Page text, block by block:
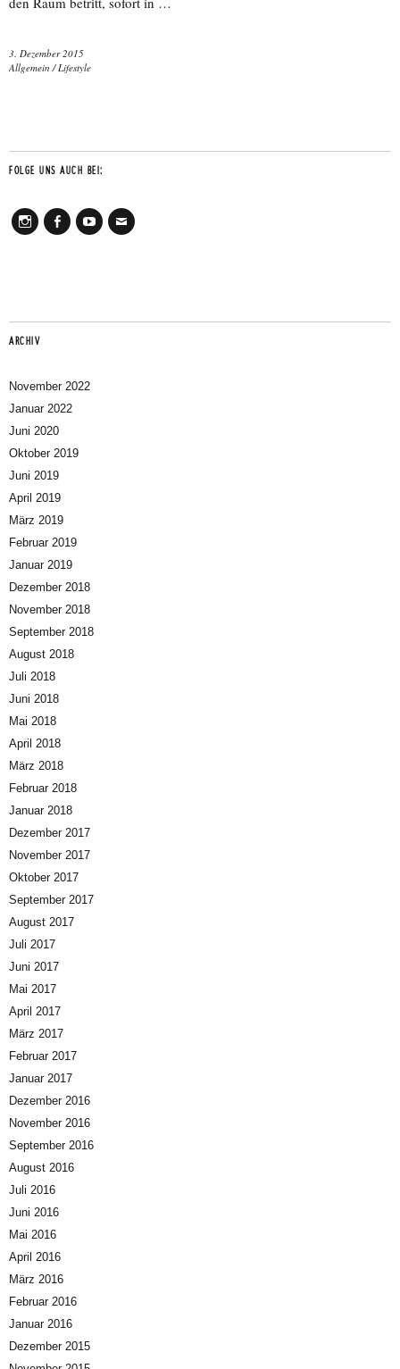
3. Dezember 2015
Allgemein / Lifestyle
FOLGE UNS AUCH BEI:
ARCHIV
November 2022
Januar 2022
Juni 2020
Oktober 2019
Juni 2019
April 2019
März 2019
Februar 2019
Januar 2019
Dezember 2018
November 2018
September 2018
August 2018
Juli 2018
Juni 2018
Mai 2018
April 2018
März 2018
Februar 2018
Januar 2018
Dezember 2017
November 2017
Oktober 2017
September 2017
August 2017
Juli 2017
Juni 2017
Mai 2017
April 2017
März 2017
Februar 2017
Januar 2017
Dezember 2016
November 2016
September 2016
August 2016
Juli 2016
Juni 2016
Mai 2016
April 2016
März 2016
Februar 2016
Januar 2016
Dezember 2015